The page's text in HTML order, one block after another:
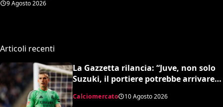
9 Agosto 2026
Articoli recenti
La Gazzetta rilancia: “Juve, non solo
Suzuki, il portiere potrebbe arrivare
dal Real Madrid. Avviati contatti per
Lunin”
Calciomercato 10 Agosto 2026